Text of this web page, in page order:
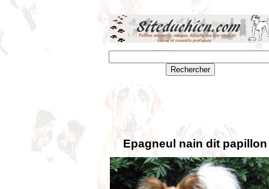
Epagneul nain dit papillon